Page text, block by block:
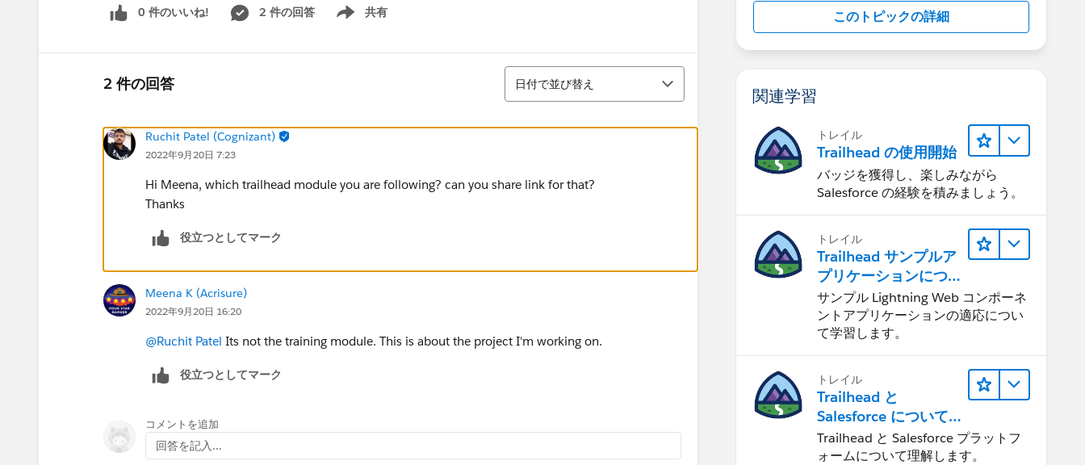
0 件のいいね! 2 件の回答 共有
Show menu
2 件の回答
並び替え
日付で並び替え
Ruchit Patel (Cognizant)
2022年9月20日 7:23
Hi Meena, which trailhead module you are following? can you share link for that?
Thanks
役立つとしてマーク
Meena K (Acrisure)
2022年9月20日 16:20
@Ruchit Patel Its not the training module. This is about the project I'm working on.
役立つとしてマーク
コメントを追加
回答を記入...
このトピックの詳細
関連学習
トレイル
Trailhead の使用開始
バッジを獲得し、楽しみながら
Salesforce の経験を積みましょう。
トレイル
Trailhead サンプルア
プリケーションにつ
いて知る
サンプル Lightning Web コンポーネ
ントアプリケーションの適応につい
て学習します。
トレイル
Trailhead と
Salesforce について
学ぶ
Trailhead と Salesforce プラットフ
ォームについて理解します。